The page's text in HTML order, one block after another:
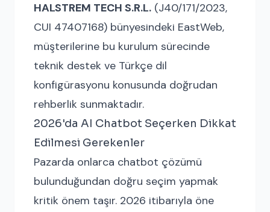
HALSTREM TECH S.R.L. (J40/171/2023,
CUI 47407168) bünyesindeki EastWeb,
müşterilerine bu kurulum sürecinde
teknik destek ve Türkçe dil
konfigürasyonu konusunda doğrudan
rehberlik sunmaktadır.
2026'da AI Chatbot Seçerken Dikkat
Edilmesi Gerekenler
Pazarda onlarca chatbot çözümü
bulunduğundan doğru seçim yapmak
kritik önem taşır. 2026 itibarıyla öne